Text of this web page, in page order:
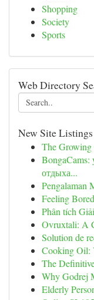
Shopping
Society
Sports
Web Directory
New Site Listings
The Growing
отдыха...
Pengalaman
Feeling
Phân tích
Ovruxtali: A
Solution de
Cooking Oil:
The
Why Godrej
Elderly